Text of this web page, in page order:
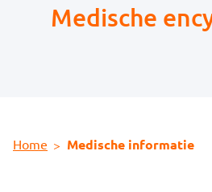
Home Medische informatie
Medische